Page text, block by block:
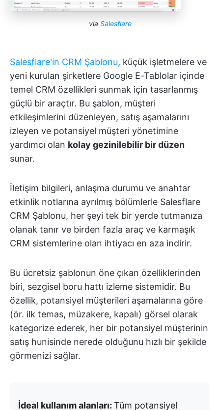
via Salesflare
Salesflare'in CRM Şablonu, küçük işletmelere ve
yeni kurulan şirketlere Google E-Tablolar içinde
temel CRM özellikleri sunmak için tasarlanmış
güçlü bir araçtır. Bu şablon, müşteri
etkileşimlerini düzenleyen, satış aşamalarını
izleyen ve potansiyel müşteri yönetimine
yardımcı olan kolay gezinilebilir bir düzen
sunar.
İletişim bilgileri, anlaşma durumu ve anahtar
etkinlik notlarına ayrılmış bölümlerle Salesflare
CRM Şablonu, her şeyi tek bir yerde tutmanıza
olanak tanır ve birden fazla araç ve karmaşık
CRM sistemlerine olan ihtiyacı en aza indirir.
Bu ücretsiz şablonun öne çıkan özelliklerinden
biri, sezgisel boru hattı izleme sistemidir. Bu
özellik, potansiyel müşterileri aşamalarına göre
(ör. ilk temas, müzakere, kapalı) görsel olarak
kategorize ederek, her bir potansiyel müşterinin
satış hunisinde nerede olduğunu hızlı bir şekilde
görmenizi sağlar.
İdeal kullanım alanları: Tüm potansiyel